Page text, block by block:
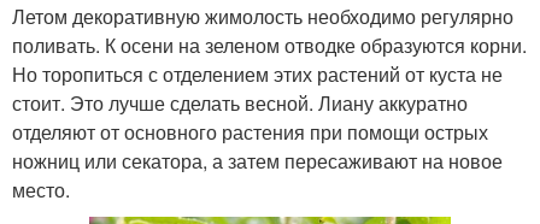
Летом декоративную жимолость необходимо регулярно
поливать. К осени на зеленом отводке образуются корни.
Но торопиться с отделением этих растений от куста не
стоит. Это лучше сделать весной. Лиану аккуратно
отделяют от основного растения при помощи острых
ножниц или секатора, а затем пересаживают на новое
место.